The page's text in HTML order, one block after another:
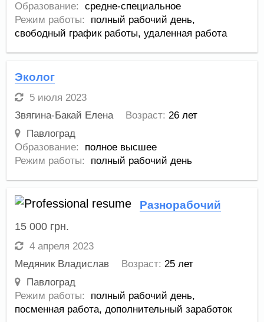
Образование:
средне-специальное
Режим работы:
полный рабочий день,
свободный график работы, удаленная работа
Эколог
5 июля 2023
Звягина-Бакай Елена
Возраст: 26 лет
Павлоград
Образование:
полное высшее
Режим работы:
полный рабочий день
Разнорабочий
15 000 грн.
4 апреля 2023
Медяник Владислав
Возраст: 25 лет
Павлоград
Режим работы:
полный рабочий день,
посменная работа, дополнительный заработок